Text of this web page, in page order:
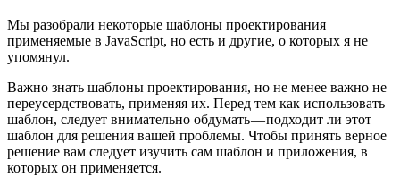
Мы разобрали некоторые шаблоны проектирования
применяемые в JavaScript, но есть и другие, о которых я не
упомянул.
Важно знать шаблоны проектирования, но не менее важно не
переусердствовать, применяя их. Перед тем как использовать
шаблон, следует внимательно обдумать — подходит ли этот
шаблон для решения вашей проблемы. Чтобы принять верное
решение вам следует изучить сам шаблон и приложения, в
которых он применяется.